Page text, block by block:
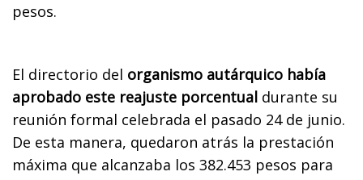
pesos.
El directorio del organismo autárquico había
aprobado este reajuste porcentual durante su
reunión formal celebrada el pasado 24 de junio.
De esta manera, quedaron atrás la prestación
máxima que alcanzaba los 382.453 pesos para